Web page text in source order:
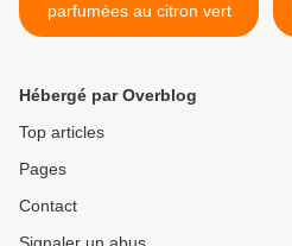
parfumées au citron vert
Hébergé par Overblog
Top articles
Pages
Contact